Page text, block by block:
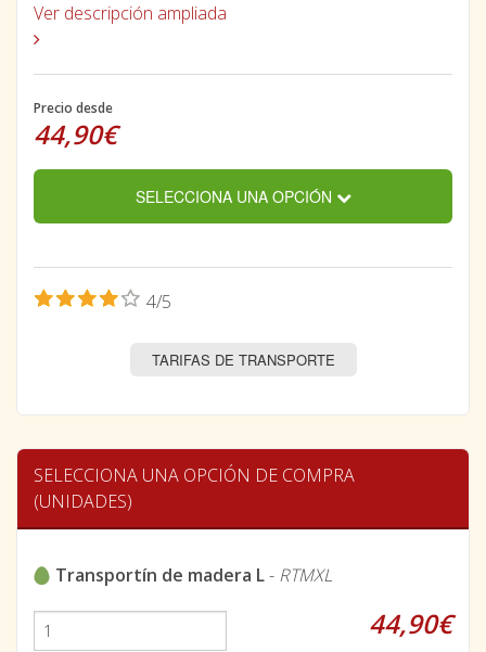
Ver descripción ampliada
Precio desde
44,90€
SELECCIONA UNA OPCIÓN
4/5
TARIFAS DE TRANSPORTE
SELECCIONA UNA OPCIÓN DE COMPRA
(UNIDADES)
Transportín de madera L- RTMXL
44,90€